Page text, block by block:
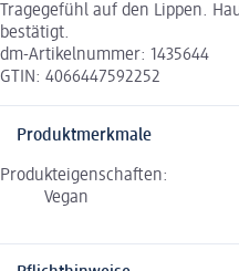
Tragegefühl auf den Lippen.
bestätigt.
dm-Artikelnummer: 1435644
GTIN: 4066447592252
Produktmerkmale
Produkteigenschaften:
Vegan